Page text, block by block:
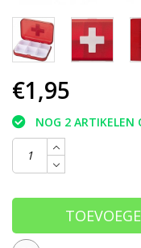
€1,95
NOG 2 ARTIKELEN